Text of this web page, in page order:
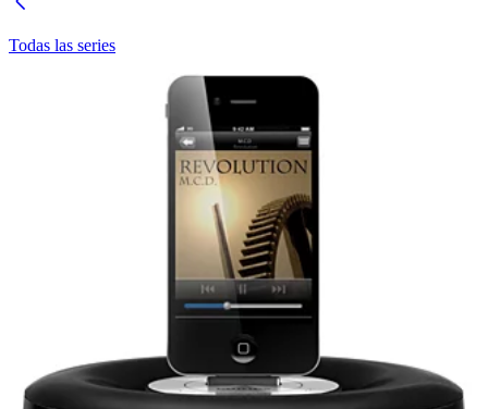
Todas las series